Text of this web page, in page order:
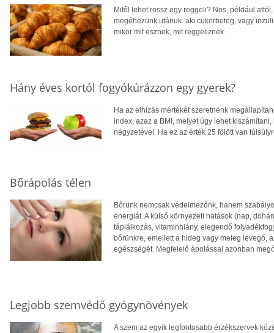
Mitől lehet rossz egy reggeli? Nos, például
megéhezünk utánuk. aki cukorbeteg, vagy
mikor mit esznek, mit reggeliznek.
Hány éves kortól fogyókúrázzon egy gyerek?
Ha az elhízás mértékét szeretnénk
index, azaz a BMI, melyet úgy lehet
négyzetével. Ha ez az érték 25 fölött van
Bőrápolás télen
Bőrünk nemcsak védelmezőnk, hanem
energiát. A külső környezeti hatások (nap,
táplálkozás, vitaminhiány, elegendő
bőrünkre, emellett a hideg vagy meleg levegő,
egészségét. Megfelelő ápolással azonban
Legjobb szemvédő gyógynövények
A szem az egyik legfontosabb érzékszervek